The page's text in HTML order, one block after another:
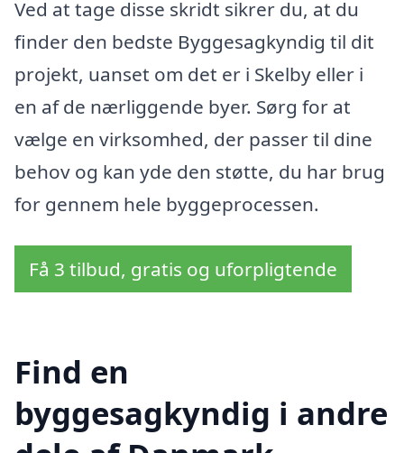
Ved at tage disse skridt sikrer du, at du
finder den bedste Byggesagkyndig til dit
projekt, uanset om det er i Skelby eller i
en af de nærliggende byer. Sørg for at
vælge en virksomhed, der passer til dine
behov og kan yde den støtte, du har brug
for gennem hele byggeprocessen.
Få 3 tilbud, gratis og uforpligtende
Find en
byggesagkyndig i andre